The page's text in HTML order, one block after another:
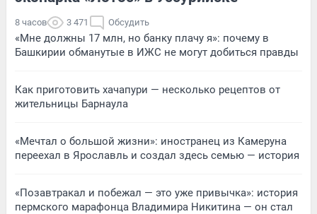
8 часов 3 471 Обсудить
«Мне должны 17 млн, но банку плачу я»: почему в
Башкирии обманутые в ИЖС не могут добиться правды
Как приготовить хачапури — несколько рецептов от
жительницы Барнаула
«Мечтал о большой жизни»: иностранец из Камеруна
переехал в Ярославль и создал здесь семью — история
«Позавтракал и побежал — это уже привычка»: история
пермского марафонца Владимира Никитина — он стал